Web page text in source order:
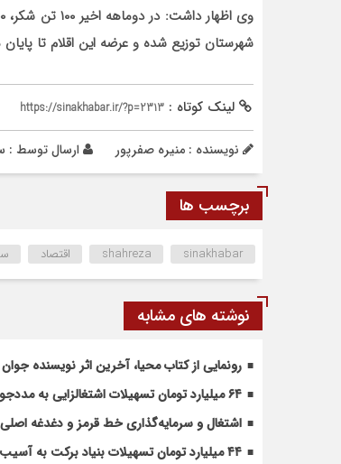
شهرستان توزیع شده و عرضه این اقلام تا
لینک کوتاه : https://sinakhabar.ir/?p=2313
نویسنده : منیره صفرپور ارسال توسط :
برچسب ها
shahreza sinakhabar اقتصاد
نوشته های مشابه
رونمایی از کتاب محیا، آخرین اثر نویسنده
۶۴ میلیارد تومان تسهیلات اشتغالزایی به مددجویان کمیته امداد شهرضا پرداخت شد
اشتغال و سرمایه‌گذاری خط قرمز و دغدغه
۴۴ میلیارد تومان تسهیلات بنیاد برکت به آسیب دیدگان جنگ در شهرضا اختصاص یافت